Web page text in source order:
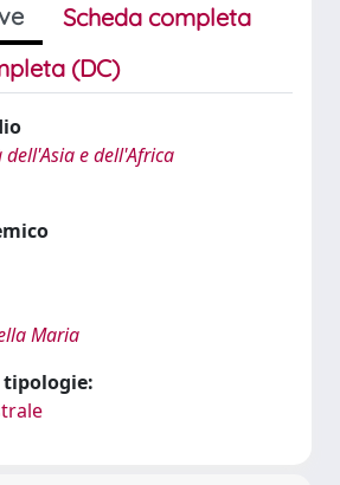
Scheda completa
(DC)
e dell'Africa
Maria
tipologie: